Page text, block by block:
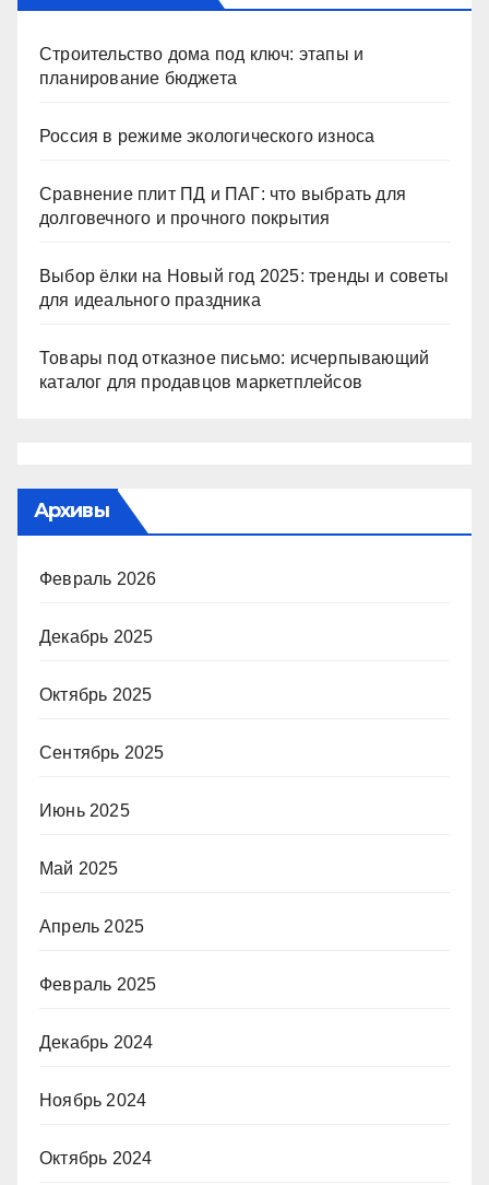
Строительство дома под ключ: этапы и
планирование бюджета
Россия в режиме экологического износа
Сравнение плит ПД и ПАГ: что выбрать для
долговечного и прочного покрытия
Выбор ёлки на Новый год 2025: тренды и советы
для идеального праздника
Товары под отказное письмо: исчерпывающий
каталог для продавцов маркетплейсов
Архивы
Февраль 2026
Декабрь 2025
Октябрь 2025
Сентябрь 2025
Июнь 2025
Май 2025
Апрель 2025
Февраль 2025
Декабрь 2024
Ноябрь 2024
Октябрь 2024